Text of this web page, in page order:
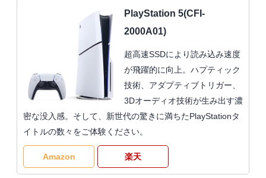
PlayStation 5(CFI-
2000A01)
超高速SSDにより読み込み速度
が飛躍的に向上。ハプティック
技術、アダプティブトリガー、
3Dオーディオ技術が生み出す濃
密な没入感。そして、新世代の驚きに満ちたPlayStationタ
イトルの数々をご体験ください。
Amazon 楽天